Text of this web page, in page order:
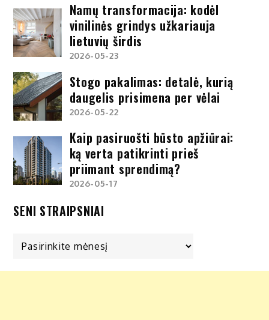
Namų transformacija: kodėl
vinilinės grindys užkariauja
lietuvių širdis
2026-05-23
Stogo pakalimas: detalė, kurią
daugelis prisimena per vėlai
2026-05-22
Kaip pasiruošti būsto apžiūrai:
ką verta patikrinti prieš
priimant sprendimą?
2026-05-17
SENI STRAIPSNIAI